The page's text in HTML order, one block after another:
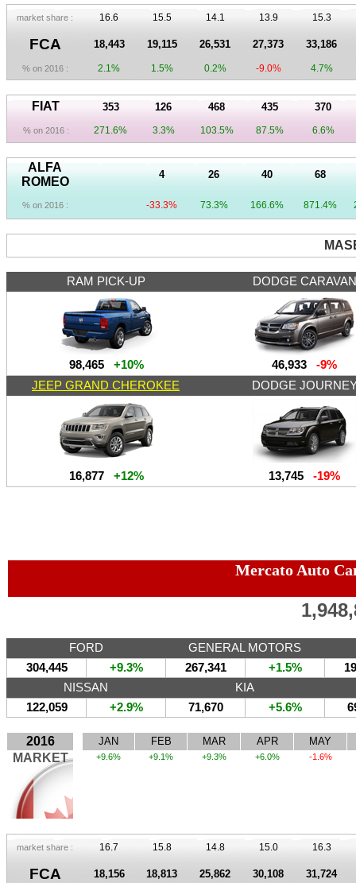
market share : 16.6 15.5 14.1 13.9 15.3
FCA 18,443 19,115 26,531 27,373 33,186
% on 2016 : 2.1% 1.5% 0.2% -9.0% 4.7%
FIAT 353 126 468 435 370
% on 2016 : 271.6% 3.3% 103.5% 87.5% 6.6%
ALFA
ROMEO
4 26 40 68
% on 2016 : -33.3% 73.3% 166.6% 871.4%
RAM PICK-UP DODGE CARAVAN
98,465 +10% 46,933
-9%
JEEP GRAND CHEROKEE
DODGE
16,877 +12% 13,745 -19%
Mercato Auto
FORD
GENERAL MOTORS
304,445
+9.3% 267,341 +1.5%
NISSAN
KIA
122,059
+2.9% 71,670 +5.6%
2016 JAN FEB MAR APR MAY
MARKET +9.6% +9.1% +9.3% +6.0% -1.6%
market share : 16.7 15.8 14.8 15.0 16.3
FCA 18,156 18,813 25,862 30,108 31,724